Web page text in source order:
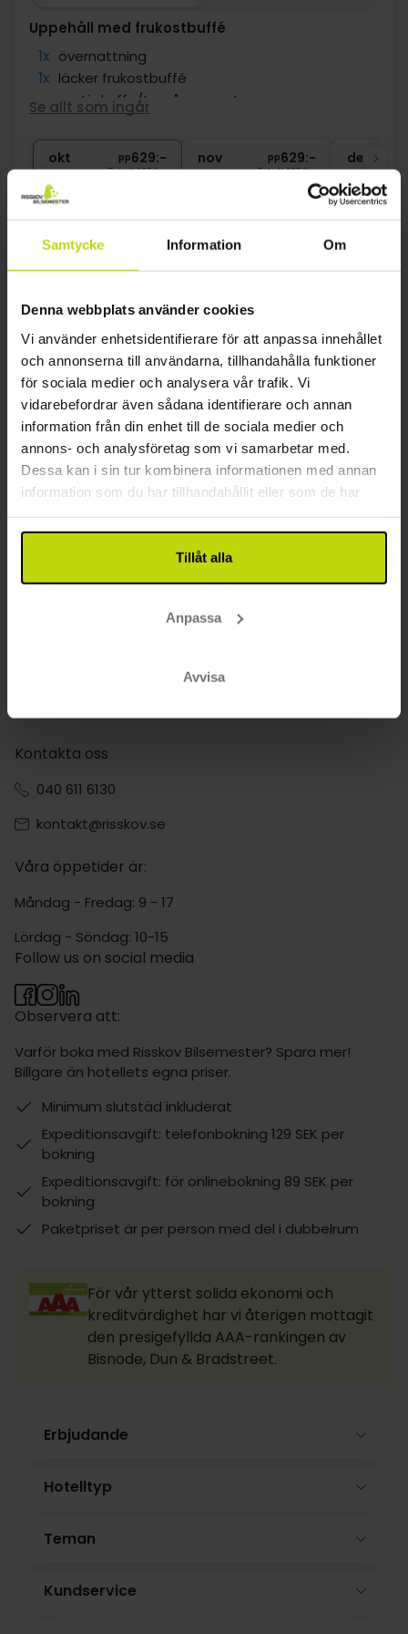
Samtycke Information Om
Denna webbplats använder cookies
Vi använder enhetsidentifierare för att anpassa innehållet
och annonserna till användarna, tillhandahålla funktioner
för sociala medier och analysera vår trafik. Vi
vidarebefordrar även sådana identifierare och annan
information från din enhet till de sociala medier och
annons- och analysföretag som vi samarbetar med.
Dessa kan i sin tur kombinera informationen med annan
information som du har tillhandahållit eller som de har
Tillåt alla
Anpassa
Avvisa
Uppehåll med frukostbuffé
1x övernattning
1x läcker frukostbuffé
∞
gratis kaffe/te på rummet
Gratis parkering
∞ Gratis Wi-Fi
Se allt som ingår
okt pp629:-
Totalt 1258:-
nov pp629:-
Totalt 1258:-
dec
FAQ
Finns det laddstationer för elbilar vid hotell i
Resa med hund i Limfjorden?
De flesta hotell i Resa med hund i Limfjorden erbjuder
spjälsängar för familjer med små barn, ibland mot en extra
avgift. Beställ spjälsäng i samband med bokning.
Bor barn gratis på hotell i Resa med hund i
Limfjorden?
året runt med säsongsanpassade evenemang och
Vilka hotell i Resa med hund i Limfjorden har
rum för familjer med två barn?
Kontakta oss
040 611 6130
kontakt@risskov.se
Våra öppetider är:
Måndag - Fredag: 9 - 17
Lördag - Söndag: 10-15
Observera att:
Varför boka med Risskov Bilsemester? Spara mer!
Billgare än hotellets egna priser.
Minimum slutstäd inkluderat
Expeditionsavgift: telefonbokning 129 SEK per
bokning
Expeditionsavgift: för onlinebokning 89 SEK per
bokning
Paketpriset är per person med del i dubbelrum
Follow us on social media
För vår ytterst solida ekonomi och
kreditvärdighet har vi återigen mottagit
den presigefyllda AAA-rankingen av
Bisnode, Dun & Bradstreet.
Erbjudande
Hotelltyp
Teman
Kundservice